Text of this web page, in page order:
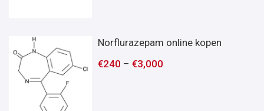
Norflurazepam online kopen
€240 –€3,000